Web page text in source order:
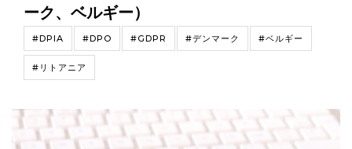
ーク、ベルギー）
#DPIA #DPO #GDPR #デンマーク #ベルギー
#リトアニア